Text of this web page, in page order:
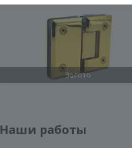
Золото
Наши работы
КОНСТРУКЦИЯ